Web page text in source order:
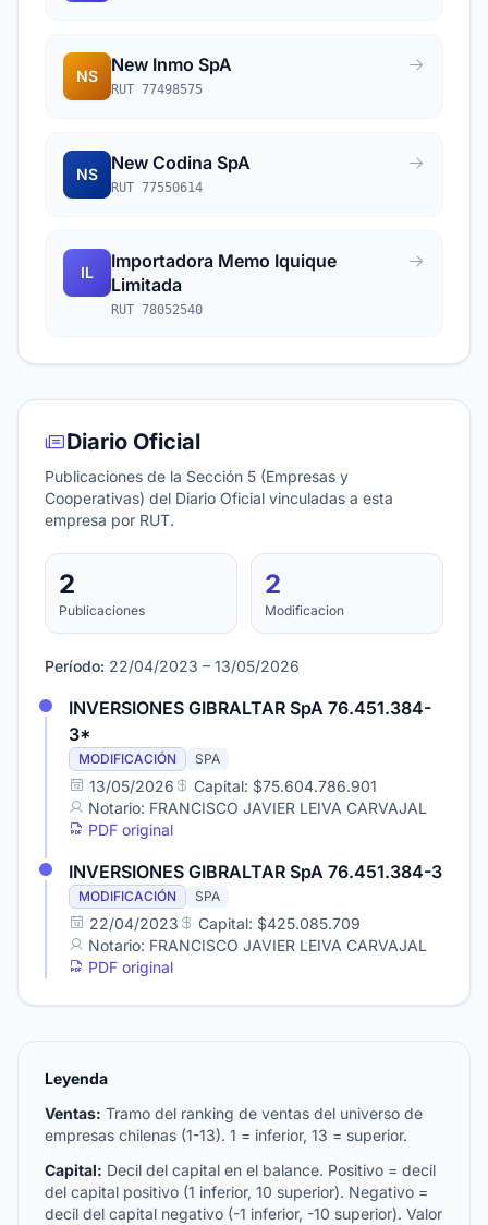
NS
New Inmo SpA
RUT 77498575
NS
New Codina SpA
RUT 77550614
IL
Importadora Memo Iquique
Limitada
RUT 78052540
Diario Oficial
Publicaciones de la Sección 5 (Empresas y
Cooperativas) del Diario Oficial vinculadas a esta
empresa por RUT.
2
Publicaciones
2
Modificacion
Período: 22/04/2023 – 13/05/2026
INVERSIONES GIBRALTAR SpA 76.451.384-
3*
MODIFICACIÓN SPA
13/05/2026
Capital: $75.604.786.901
Notario: FRANCISCO JAVIER LEIVA CARVAJAL
PDF original
INVERSIONES GIBRALTAR SpA 76.451.384-3
MODIFICACIÓN SPA
22/04/2023
Capital: $425.085.709
Notario: FRANCISCO JAVIER LEIVA CARVAJAL
PDF original
Leyenda
Ventas: Tramo del ranking de ventas del universo de
empresas chilenas (1-13). 1 = inferior, 13 = superior.
Capital: Decil del capital en el balance. Positivo = decil
del capital positivo (1 inferior, 10 superior). Negativo =
decil del capital negativo (-1 inferior, -10 superior). Valor